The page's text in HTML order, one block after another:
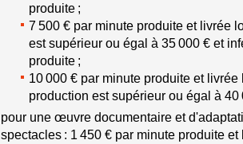
produite ;
7 500 € par minute produite et livrée
est supérieur ou égal à 35 000 € et
produite ;
10 000 € par minute produite et
production est supérieur ou égal à
pour une œuvre documentaire et
spectacles : 1 450 € par minute produite et